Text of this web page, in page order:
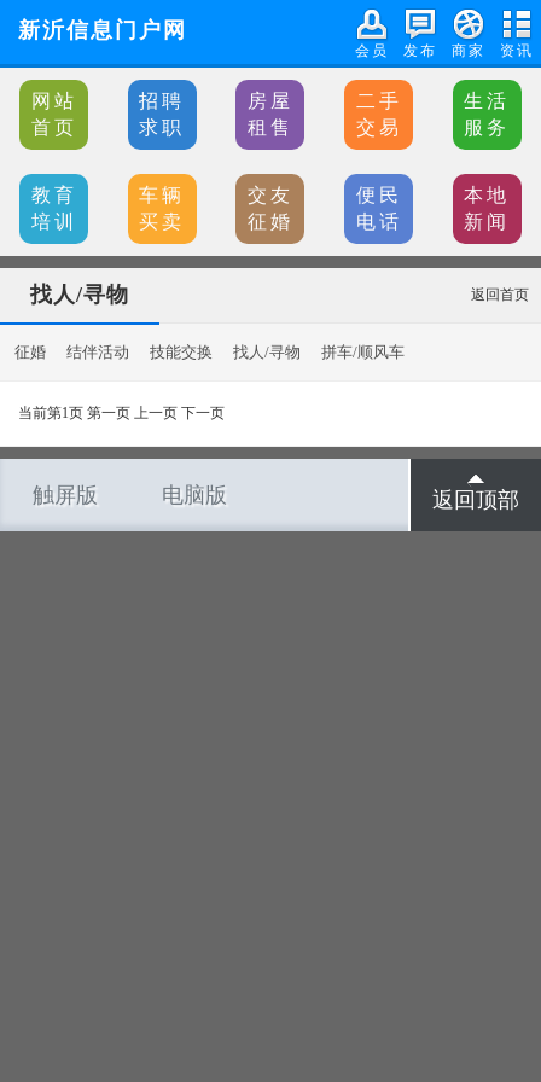
资讯
商家
发布
会员
新沂信息门户网
网站
首页
招聘
求职
房屋
租售
二手
交易
生活
服务
教育
培训
车辆
买卖
交友
征婚
便民
电话
本地
新闻
找人/寻物 返回首页
征婚 结伴活动 技能交换 找人/寻物 拼车/顺风车
当前第1页 第一页 上一页 下一页
返回顶部
触屏版 电脑版